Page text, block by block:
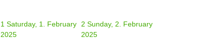
1 Saturday, 1. February
2025
2 Sunday, 2. February
2025